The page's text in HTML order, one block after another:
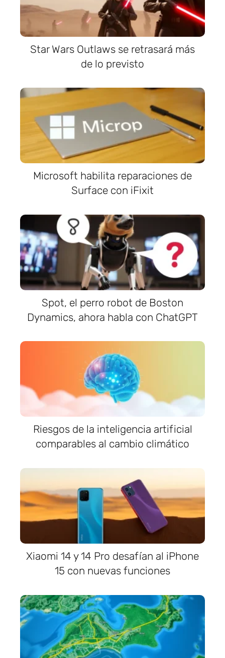
Star Wars Outlaws se retrasará más
de lo previsto
Microsoft habilita reparaciones de
Surface con iFixit
Spot, el perro robot de Boston
Dynamics, ahora habla con ChatGPT
Riesgos de la inteligencia artificial
comparables al cambio climático
Xiaomi 14 y 14 Pro desafían al iPhone
15 con nuevas funciones